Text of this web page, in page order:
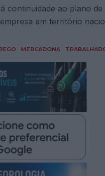
continuidade ao plano de
em território
MERCADONA